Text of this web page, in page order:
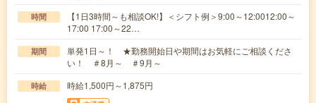
時間
【1日3時間～も相談OK!】＜シフト例＞9:00～12:0012:00～
17:00 17:00～22…
期間
単発1日～！ ★勤務開始日や期間はお気軽にご相談くださ
い！ ＃8月～ ＃9月～
時給 時給1,500円～1,875円